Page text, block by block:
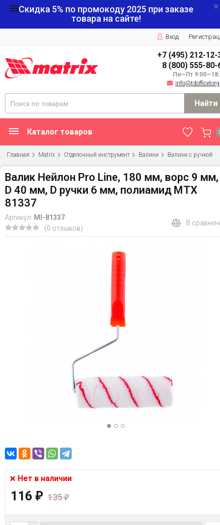
Скидка 5% по промокоду 2025 при заказе
товара на сайте!
Вход
+7 (495) 212-12-
8 (800) 555-80-
Пн—Пт
Найти
Каталог товаров
Главная Matrix Отделочный инструмент Валики Валики с ручкой
Валик Нейлон Pro Line, 180 мм, ворс 9 мм,
D 40 мм, D ручки 6 мм, полиамид MTX
81337
Артикул: MI-81337
(0 отзывов)
В
Нет в наличии
116 ₽ 135₽